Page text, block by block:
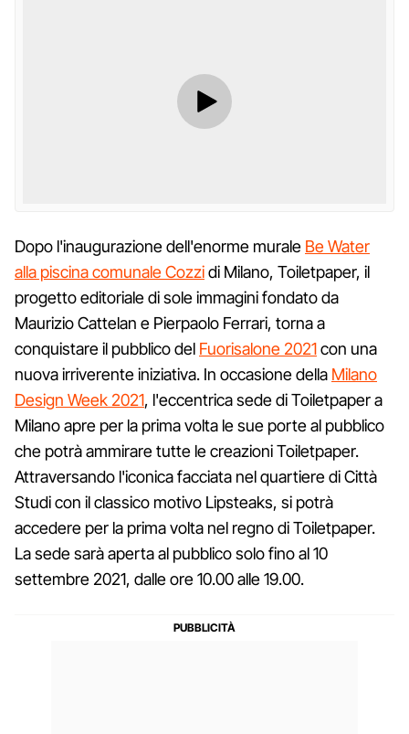
Dopo l'inaugurazione dell'enorme murale Be Water
alla piscina comunale Cozzidi Milano, Toiletpaper, il
progetto editoriale di sole immagini fondato da
Maurizio Cattelan e Pierpaolo Ferrari, torna a
conquistare il pubblico del Fuorisalone 2021con una
nuova irriverente iniziativa. In occasione della Milano
Design Week 2021, l'eccentrica sede di Toiletpaper a
Milano apre per la prima volta le sue porte al pubblico
che potrà ammirare tutte le creazioni Toiletpaper.
Attraversando l'iconica facciata nel quartiere di Città
Studi con il classico motivo Lipsteaks, si potrà
accedere per la prima volta nel regno di Toiletpaper.
La sede sarà aperta al pubblico solo fino al 10
settembre 2021, dalle ore 10.00 alle 19.00.